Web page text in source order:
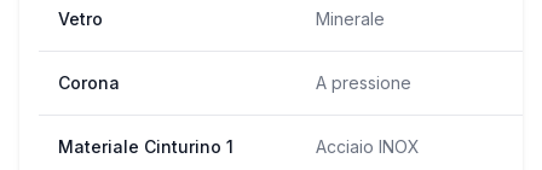
Vetro Minerale
Corona A pressione
Materiale Cinturino 1 Acciaio INOX